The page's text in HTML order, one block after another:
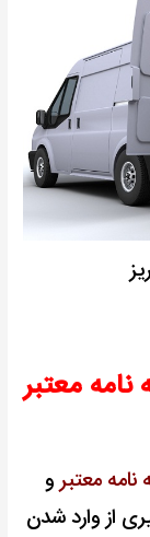
نامه معتبر
نامه معتبرو
از وارد شدن